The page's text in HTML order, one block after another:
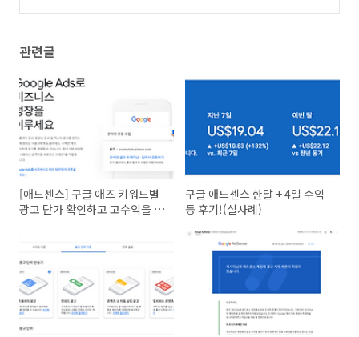
관련글
[애드센스] 구글 애즈 키워드별
광고 단가 확인하고 고수익을 향
구글 애드센스 한달 + 4일 수익
등 후기!(실사례)